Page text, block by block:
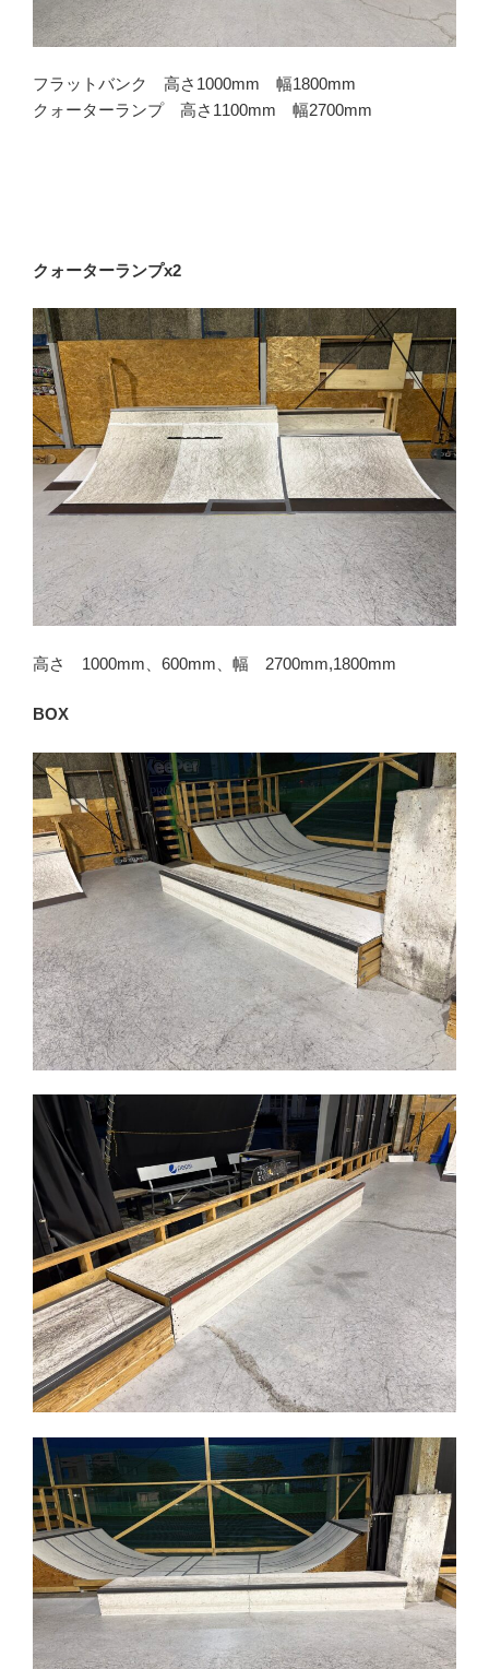
フラットバンク 高さ1000mm 幅1800mm
クォーターランプ 高さ1100mm 幅2700mm
クォーターランプx2
高さ 1000mm、600mm、幅 2700mm,1800mm
BOX